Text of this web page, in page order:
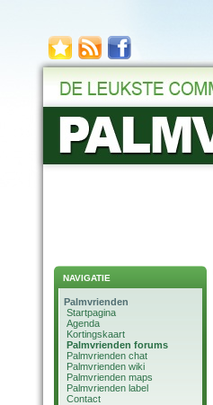
NAVIGATIE
Palmvrienden
Startpagina
Agenda
Kortingskaart
Palmvrienden forums
Palmvrienden chat
Palmvrienden wiki
Palmvrienden maps
Palmvrienden label
Contact